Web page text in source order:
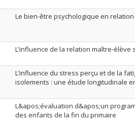
Le bien-être psychologique en
L’influence de la relation maître-élève
L’influence du stress perçu et de la
isolements : une étude longitudinale
L&apos;évaluation d&apos;un
des enfants de la fin du primaire